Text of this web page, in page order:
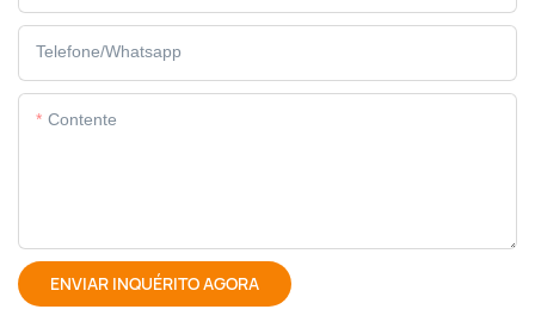
Telefone/whatsapp
Contente
ENVIAR INQUÉRITO AGORA